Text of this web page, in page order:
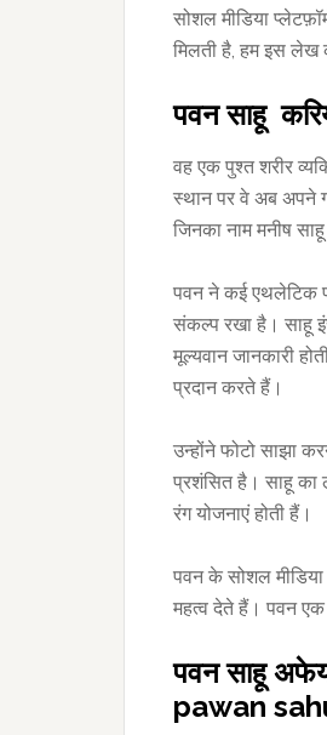
सोशल मीडिया
मिलती है, हम इस
पवन साहू
वह एक पुश्त शरीर
स्थान पर वे अब अपने
जिनका नाम मनीष
पवन ने कई एथलेटिक
संकल्प रखा है। साहू
मूल्यवान जानकारी
प्रदान करते हैं।
उन्होंने फोटो साझा
प्रशंसित है। साहू का
रंग योजनाएं होती हैं।
पवन के सोशल
महत्व देते हैं। पवन एक
पवन साहू
pawan